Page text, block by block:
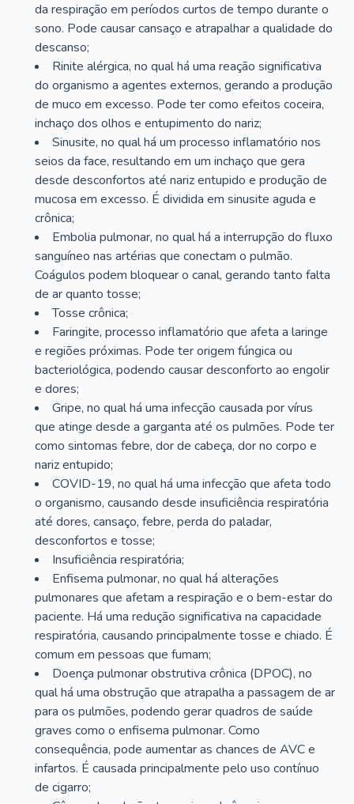
da respiração em períodos curtos de tempo durante o
sono. Pode causar cansaço e atrapalhar a qualidade do
descanso;
Rinite alérgica, no qual há uma reação significativa
do organismo a agentes externos, gerando a produção
de muco em excesso. Pode ter como efeitos coceira,
inchaço dos olhos e entupimento do nariz;
Sinusite, no qual há um processo inflamatório nos
seios da face, resultando em um inchaço que gera
desde desconfortos até nariz entupido e produção de
mucosa em excesso. É dividida em sinusite aguda e
crônica;
Embolia pulmonar, no qual há a interrupção do fluxo
sanguíneo nas artérias que conectam o pulmão.
Coágulos podem bloquear o canal, gerando tanto falta
de ar quanto tosse;
Tosse crônica;
Faringite, processo inflamatório que afeta a laringe
e regiões próximas. Pode ter origem fúngica ou
bacteriológica, podendo causar desconforto ao engolir
e dores;
Gripe, no qual há uma infecção causada por vírus
que atinge desde a garganta até os pulmões. Pode ter
como sintomas febre, dor de cabeça, dor no corpo e
nariz entupido;
COVID-19, no qual há uma infecção que afeta todo
o organismo, causando desde insuficiência respiratória
até dores, cansaço, febre, perda do paladar,
desconfortos e tosse;
Insuficiência respiratória;
Enfisema pulmonar, no qual há alterações
pulmonares que afetam a respiração e o bem-estar do
paciente. Há uma redução significativa na capacidade
respiratória, causando principalmente tosse e chiado. É
comum em pessoas que fumam;
Doença pulmonar obstrutiva crônica (DPOC), no
qual há uma obstrução que atrapalha a passagem de ar
para os pulmões, podendo gerar quadros de saúde
graves como o enfisema pulmonar. Como
consequência, pode aumentar as chances de AVC e
infartos. É causada principalmente pelo uso contínuo
de cigarro;